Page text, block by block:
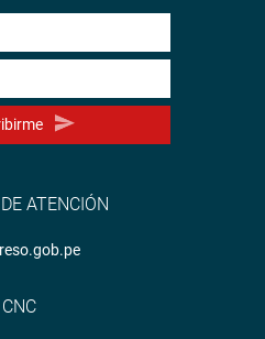
ATENCIÓN
CNC